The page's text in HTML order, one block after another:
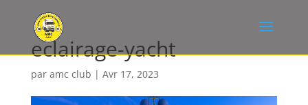
eclairage-yacht
par amc club | Avr 17, 2023